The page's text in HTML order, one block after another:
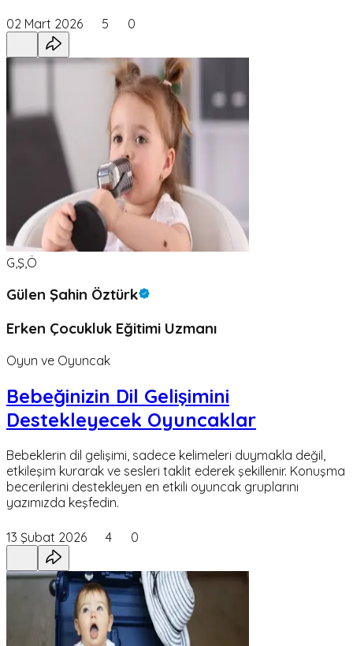
02 Mart 2026 5 0
G,Ş,Ö
Gülen Şahin Öztürk
Erken Çocukluk Eğitimi Uzmanı
Oyun ve Oyuncak
Bebeğinizin Dil Gelişimini
Destekleyecek Oyuncaklar
Bebeklerin dil gelişimi, sadece kelimeleri duymakla değil,
etkileşim kurarak ve sesleri taklit ederek şekillenir. Konuşma
becerilerini destekleyen en etkili oyuncak gruplarını
yazımızda keşfedin.
13 Şubat 2026 4 0